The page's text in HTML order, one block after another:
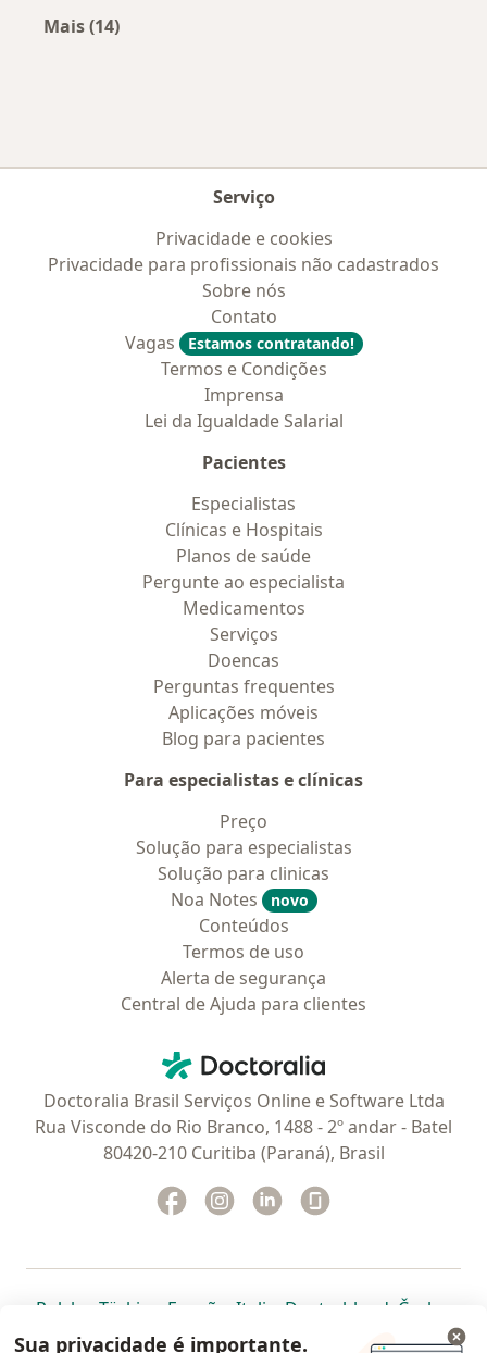
Mais (14)
Serviço
Privacidade e cookies
Privacidade para profissionais não cadastrados
Sobre nós
Contato
Vagas
Estamos contratando!
Termos e Condições
Imprensa
Lei da Igualdade Salarial
Pacientes
Especialistas
Clínicas e Hospitais
Planos de saúde
Pergunte ao especialista
Medicamentos
Serviços
Doencas
Perguntas frequentes
Aplicações móveis
Blog para pacientes
Para especialistas e clínicas
Preço
Solução para especialistas
Solução para clinicas
Noa Notes
novo
Conteúdos
Termos de uso
Alerta de segurança
Central de Ajuda para clientes
Doctoralia - Homepage
Doctoralia Brasil Serviços Online e Software Ltda
Rua Visconde do Rio Branco, 1488 - 2º andar - Batel
80420-210 Curitiba (Paraná), Brasil
Facebook
abre num novo separador
Instagram
abre num novo separador
Linkedin
abre num novo
Polska abre num novo separador
Türkiye abre num novo separador
España abre num novo separador
Italia abre num novo
Deutschlandabre num
Česko
Portugal abre num novo separador
, México abre num novo separador
, abre num novo separador
Brasil abre num novoabre num
abre
Sua privacidade é importante.